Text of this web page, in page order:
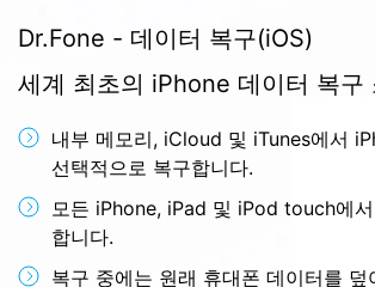
유틸리티
개요
솔루션
뉴스룸
플랜 및 가격
도움말 센터
폴 툴킷 보기 >
모바일
온라인
탐색 및 발견
닥터폰 하이라이트 살펴보기
사용 방법은 무엇입니까?
고객 지원 센터
🔓️온라인 잠금 해제
Dr.Fone - 데이터 복구(iOS)
세계 최초의 iPhone 데이터 복구
내부 메모리, iCloud 및 iTunes에서
선택적으로 복구합니다.
모든 iPhone, iPad 및 iPod touch에
합니다.
복구 중에는 원래 휴대폰 데이터를 덮